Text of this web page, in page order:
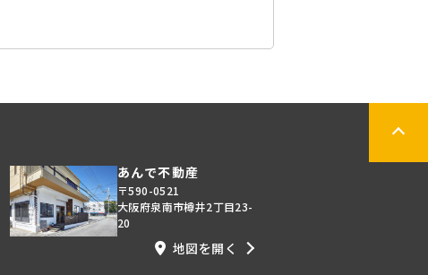
あんで不動産
〒590-0521
大阪府泉南市樽井2丁目23-
20
地図を開く